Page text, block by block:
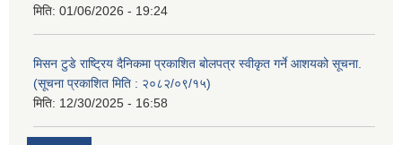
मिति: 01/06/2026 - 19:24
मिसन टुडे राष्ट्रिय दैनिकमा प्रकाशित बोलपत्र स्वीकृत गर्ने आशयको सूचना.
(सूचना प्रकाशित मिति : २०८२/०९/१५)
मिति: 12/30/2025 - 16:58